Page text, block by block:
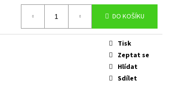
DO KOŠÍKU
Tisk
Zeptat se
Hlídat
Sdílet
Následující